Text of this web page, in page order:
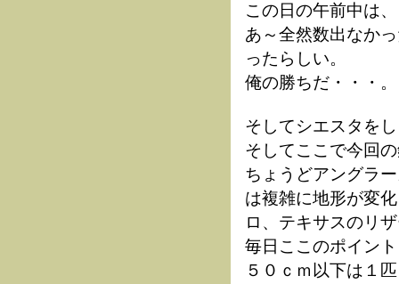
この日の午前中は
あ～全然数出なか
ったらしい。
俺の勝ちだ・・・。
そしてシエスタを
そしてここで今回
ちょうどアングラ
は複雑に地形が変
ロ、テキサスのリ
毎日ここのポイン
５０ｃｍ以下は１